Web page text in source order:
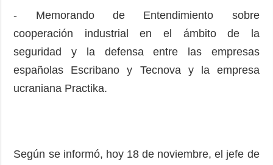
- Memorando de Entendimiento sobre
cooperación industrial en el ámbito de la
seguridad y la defensa entre las empresas
españolas Escribano y Tecnova y la empresa
ucraniana Practika.
Según se informó, hoy 18 de noviembre, el jefe de